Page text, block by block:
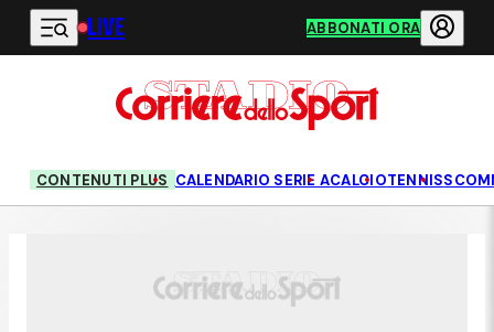
Vai al contenuto principale
LIVE ABBONATI ORA
CONTENUTI PLUS CALENDARIO SERIE ACALCIOTENNIS